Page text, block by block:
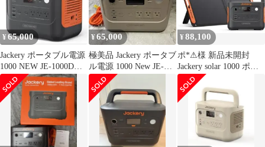
¥65,000
Jackery ポータブル電源
1000 NEW JE-1000D
1070Wh
¥65,000
極美品 Jackery ポータブ
ル電源 1000 New JE-
1000D-SG
¥88,100
ポ*⚠様 新品未開封
Jackery solar 1000 ポー
タブル電源 ソー